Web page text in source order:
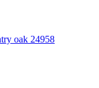
oak 24958